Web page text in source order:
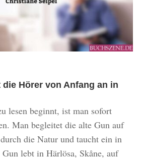
die Hörer von Anfang an in
lesen beginnt, ist man sofort
Man begleitet die alte Gun auf
die Natur und taucht ein in
lebt in Härlösa, Skåne, auf